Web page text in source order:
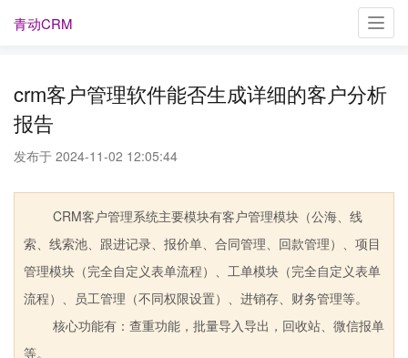
青动CRM
crm客户管理软件能否生成详细的客户分析
报告
发布于 2024-11-02 12:05:44
CRM客户管理系统主要模块有客户管理模块（公海、线
索、线索池、跟进记录、报价单、合同管理、回款管理）、项目
管理模块（完全自定义表单流程）、工单模块（完全自定义表单
流程）、员工管理（不同权限设置）、进销存、财务管理等。
核心功能有：查重功能，批量导入导出，回收站、微信报单
等。